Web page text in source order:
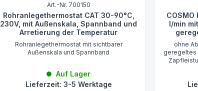
Art.-Nr. 700150
Rohranlegethermostat CAT 30-90°C,
230V, mit Außenskala, Spannband und
Arretierung der Temperatur
Rohranlegethermostat mit sichtbarer
Außenskala und Spannband
Auf Lager
Lieferzeit: 3-5 Werktage
l/min
ohne
geregeltes